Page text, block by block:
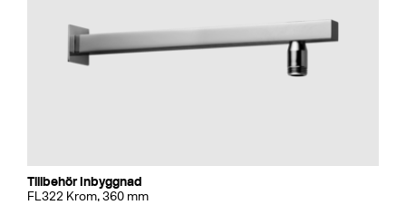
Tillbehör Inbyggnad
FL322 Krom, 360 mm